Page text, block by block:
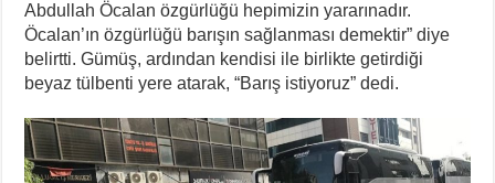
Abdullah Öcalan özgürlüğü hepimizin yararınadır.
Öcalan’ın özgürlüğü barışın sağlanması demektir” diye
belirtti. Gümüş, ardından kendisi ile birlikte getirdiği
beyaz tülbenti yere atarak, “Barış istiyoruz” dedi.